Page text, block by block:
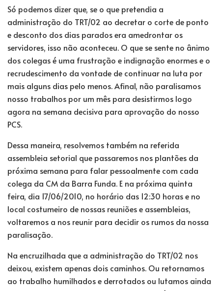
Só podemos dizer que, se o que pretendia a
administração do TRT/02 ao decretar o corte de ponto
e desconto dos dias parados era amedrontar os
servidores, isso não aconteceu. O que se sente no ânimo
dos colegas é uma frustração e indignação enormes e o
recrudescimento da vontade de continuar na luta por
mais alguns dias pelo menos. Afinal, não paralisamos
nosso trabalhos por um mês para desistirmos logo
agora na semana decisiva para aprovação do nosso
PCS.
Dessa maneira, resolvemos também na referida
assembleia setorial que passaremos nos plantões da
próxima semana para falar pessoalmente com cada
colega da CM da Barra Funda. E na próxima quinta
feira, dia 17/06/2010, no horário das 12:30 horas e no
local costumeiro de nossas reuniões e assembleias,
voltaremos a nos reunir para decidir os rumos da nossa
paralisação.
Na encruzilhada que a administração do TRT/02 nos
deixou, existem apenas dois caminhos. Ou retornamos
ao trabalho humilhados e derrotados ou lutamos ainda